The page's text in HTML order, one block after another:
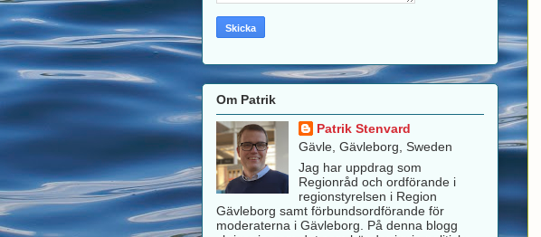
Om Patrik
Patrik Stenvard
Gävle, Gävleborg, Sweden
Jag har uppdrag som
Regionråd och ordförande i
regionstyrelsen i Region
Gävleborg samt förbundsordförande för
moderaterna i Gävleborg. På denna blogg